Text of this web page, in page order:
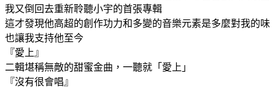
我又倒回去重新聆聽小宇的首張專輯
這才發現他高超的創作功力和多變的音樂元素是多麼對我的味
也讓我支持他至今
『愛上』
二輯堪稱無敵的甜蜜金曲，一聽就「愛上」
『沒有很會唱』